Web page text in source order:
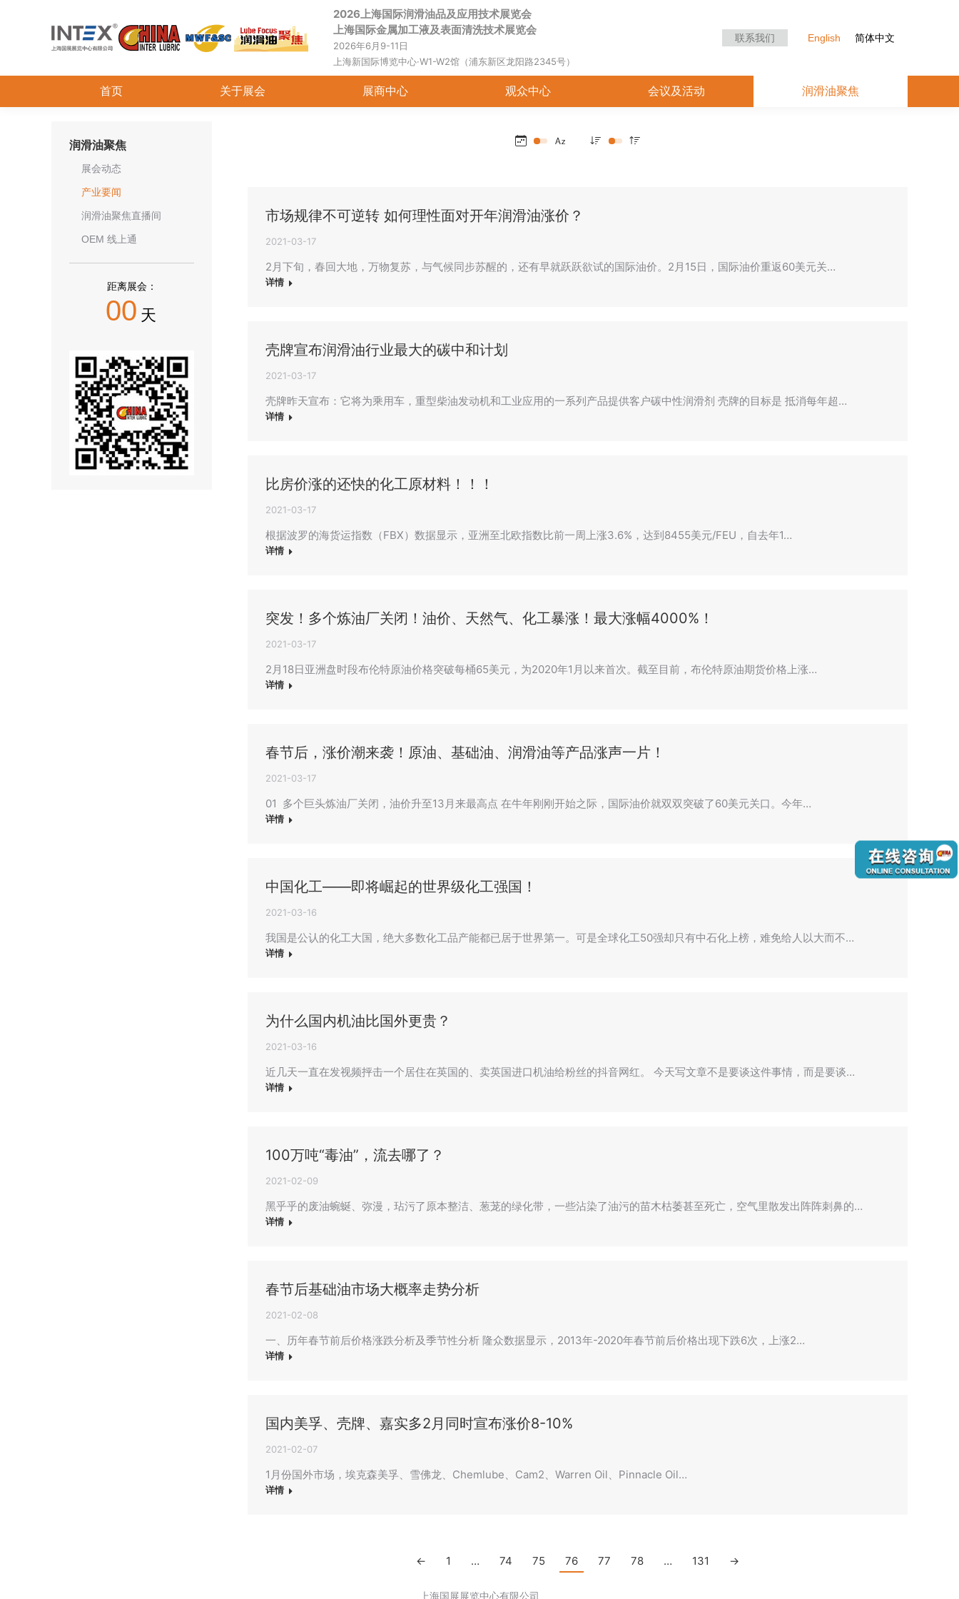
2026上海国际润滑油品及应用技术展览会
上海国际金属加工液及表面清洗技术展览会
2026年6月9-11日
上海新国际博览中心·W1-W2馆（浦东新区龙阳路2345号）
联系我们 English 简体中文
首页 关于展会 展商中心 观众中心 会议及活动 润滑油聚焦
市场规律不可逆转 如何理性面对开年润滑油涨价？
2021-03-17
2月下旬，春回大地，万物复苏，与气候同步苏醒的，还有早就跃跃欲试的国际油价。2月15日，国际油价重返60美元关…
详情
壳牌宣布润滑油行业最大的碳中和计划
2021-03-17
壳牌昨天宣布：它将为乘用车，重型柴油发动机和工业应用的一系列产品提供客户碳中性润滑剂 壳牌的目标是 抵消每年超…
详情
比房价涨的还快的化工原材料！！！
2021-03-17
根据波罗的海货运指数（FBX）数据显示，亚洲至北欧指数比前一周上涨3.6%，达到8455美元/FEU，自去年1…
详情
突发！多个炼油厂关闭！油价、天然气、化工暴涨！最大涨幅4000%！
2021-03-17
2月18日亚洲盘时段布伦特原油价格突破每桶65美元，为2020年1月以来首次。截至目前，布伦特原油期货价格上涨…
详情
春节后，涨价潮来袭！原油、基础油、润滑油等产品涨声一片！
2021-03-17
01 多个巨头炼油厂关闭，油价升至13月来最高点 在牛年刚刚开始之际，国际油价就双双突破了60美元关口。今年…
详情
中国化工——即将崛起的世界级化工强国！
2021-03-16
我国是公认的化工大国，绝大多数化工品产能都已居于世界第一。可是全球化工50强却只有中石化上榜，难免给人以大而不…
详情
为什么国内机油比国外更贵？
2021-03-16
近几天一直在发视频抨击一个居住在英国的、卖英国进口机油给粉丝的抖音网红。 今天写文章不是要谈这件事情，而是要谈…
详情
100万吨“毒油”，流去哪了？
2021-02-09
黑乎乎的废油蜿蜒、弥漫，玷污了原本整洁、葱茏的绿化带，一些沾染了油污的苗木枯萎甚至死亡，空气里散发出阵阵刺鼻的…
详情
春节后基础油市场大概率走势分析
2021-02-08
一、历年春节前后价格涨跌分析及季节性分析 隆众数据显示，2013年-2020年春节前后价格出现下跌6次，上涨2…
详情
国内美孚、壳牌、嘉实多2月同时宣布涨价8-10%
2021-02-07
1月份国外市场，埃克森美孚、雪佛龙、Chemlube、Cam2、Warren Oil、Pinnacle Oil…
详情
← 1 … 74 75 76 77 78 … 131 →
润滑油聚焦
展会动态
产业要闻
润滑油聚焦直播间
OEM 线上通
距离展会：
00 天
上海国展展览中心有限公司
首页 关于展会 展商中心